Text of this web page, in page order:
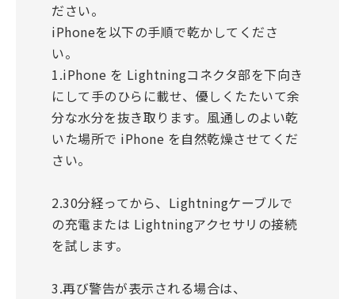
ださい。
iPhoneを以下の手順で乾かしてくださ
い。
1.iPhone を Lightningコネクタ部を下向き
にして手のひらに載せ、優しくたたいて余
分な水分を抜き取ります。風通しのよい乾
いた場所で iPhone を自然乾燥させてくだ
さい。
2.30分経ってから、Lightningケーブルで
の充電または Lightningアクセサリの接続
を試します。
3.再び警告が表示される場合は、